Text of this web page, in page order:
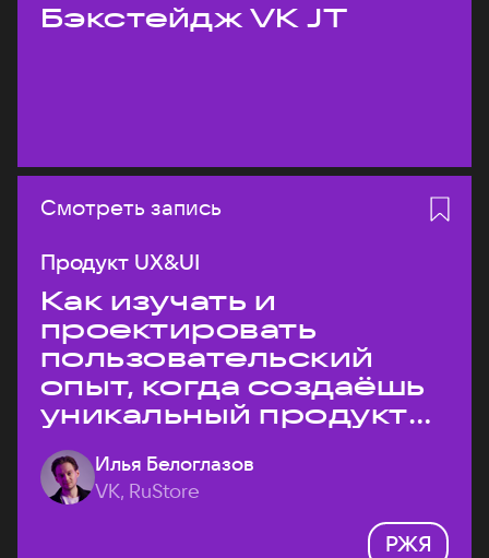
Бэкстейдж VK JT
Смотреть запись
Продукт UX&UI
Как изучать и
проектировать
пользовательский
опыт, когда создаёшь
уникальный продукт
на рынке?
Илья Белоглазов
VK, RuStore
РЖЯ